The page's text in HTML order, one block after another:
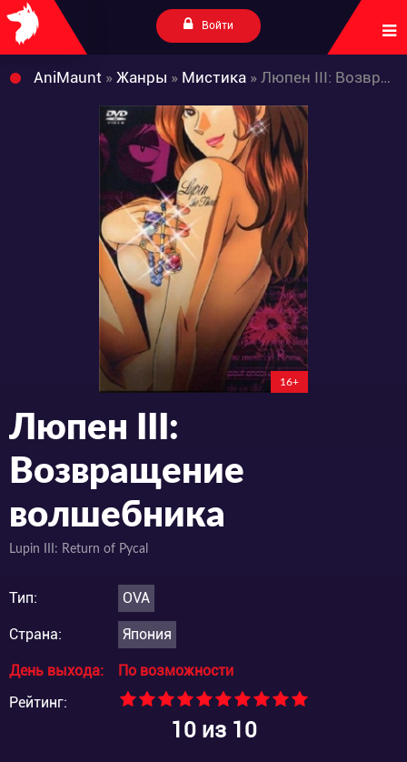
Войти
AniMaunt » Жанры » Мистика » Люпен III: Возвращение волшебника
16+
Люпен III:
Возвращение
волшебника
Lupin III: Return of Pycal
Тип: OVA
Страна: Япония
День выхода:
По возможности
Рейтинг:
10из 10